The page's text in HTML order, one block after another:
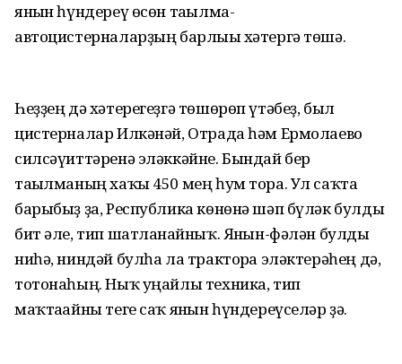
янғын һүндереү өсөн тағылма-
автоцистерналарҙың барлығы хәтергә төшә.
Һеҙҙең дә хәтерегеҙгә төшөрөп үтәбеҙ, был
цистерналар Илкәнәй, Отрада һәм Ермолаево
силсәүиттәренә эләккәйне. Бындай бер
тағылманың хаҡы 450 мең һум тора. Ул саҡта
барыбыҙ ҙа, Республика көнөнә шәп бүләк булды
бит әле, тип шатланғайныҡ. Янғын-фәлән булды
ниһә, ниндәй булһа ла тракторға эләктерәһең дә,
тотонаһың. Ныҡ уңайлы техника, тип
маҡтағайны теге саҡ янғын һүндереүселәр ҙә.